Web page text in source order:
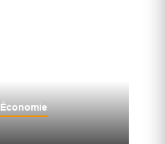
Économie